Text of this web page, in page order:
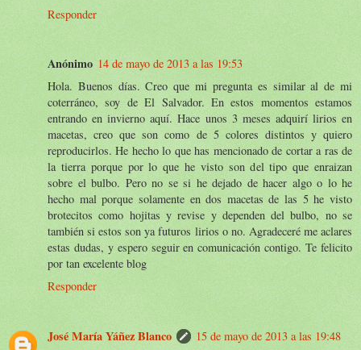
Responder
Anónimo 14 de mayo de 2013 a las 19:53
Hola. Buenos días. Creo que mi pregunta es similar al de mi
coterráneo, soy de El Salvador. En estos momentos estamos
entrando en invierno aquí. Hace unos 3 meses adquirí lirios en
macetas, creo que son como de 5 colores distintos y quiero
reproducirlos. He hecho lo que has mencionado de cortar a ras de
la tierra porque por lo que he visto son del tipo que enraizan
sobre el bulbo. Pero no se si he dejado de hacer algo o lo he
hecho mal porque solamente en dos macetas de las 5 he visto
brotecitos como hojitas y revise y dependen del bulbo, no se
también si estos son ya futuros lirios o no. Agradeceré me aclares
estas dudas, y espero seguir en comunicación contigo. Te felicito
por tan excelente blog
Responder
José María Yáñez Blanco
15 de mayo de 2013 a las 19:48